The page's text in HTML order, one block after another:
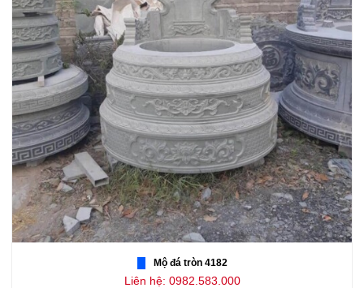
Mộ đá tròn 4182
Liên hệ: 0982.583.000